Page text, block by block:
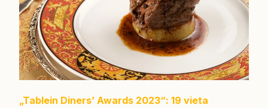
„Tablein Diners’ Awards 2023“: 19 vieta